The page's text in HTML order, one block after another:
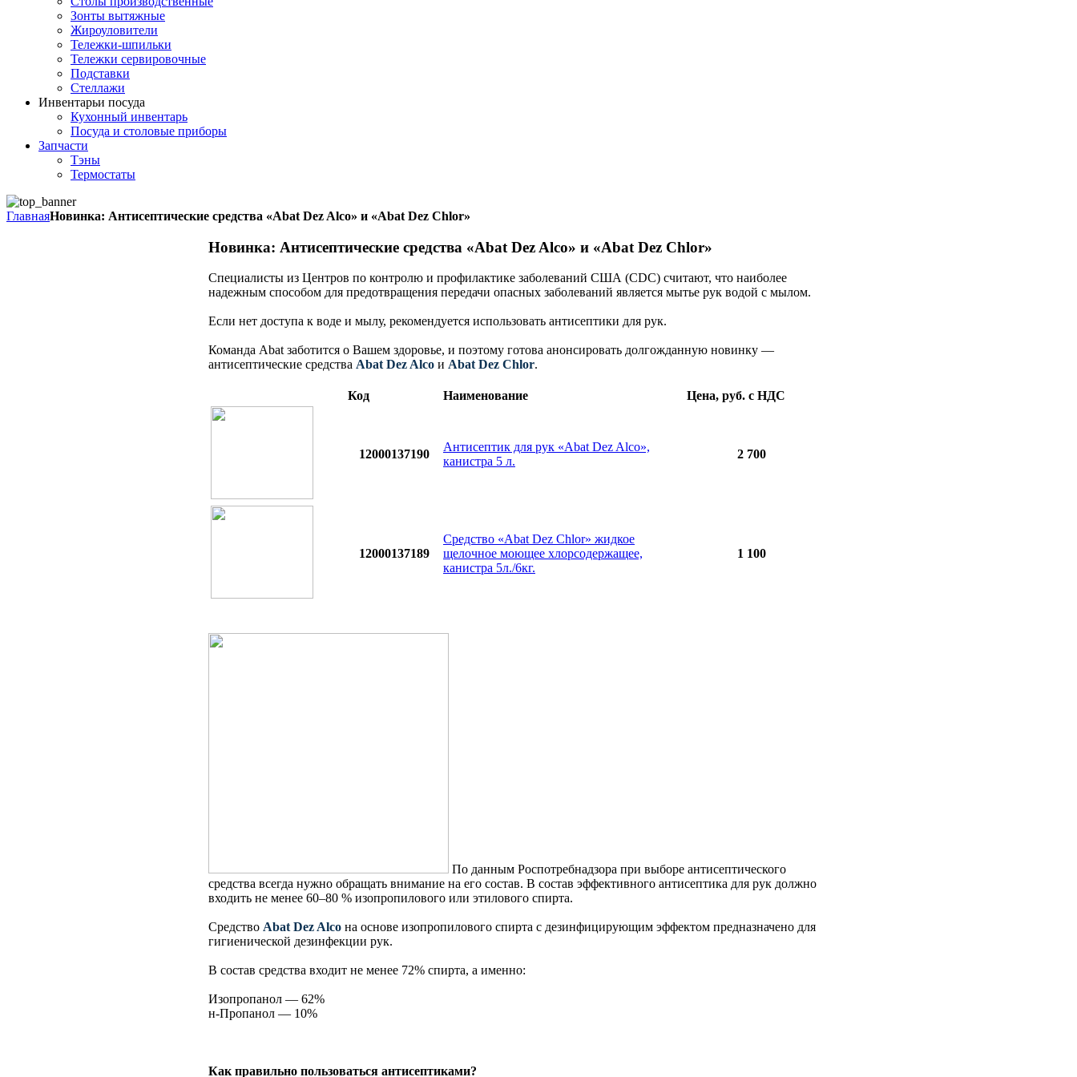
Зонты вытяжные
Жироуловители
Тележки-шпильки
Тележки сервировочные
Подставки
Стеллажи
Инвентарьи посуда
Кухонный инвентарь
Посуда и столовые приборы
Запчасти
Тэны
Термостаты
ГлавнаяНовинка: Антисептические средства «Abat Dez Alco» и «Abat Dez Chlor»
Новинка: Антисептические средства «Abat Dez Alco» и «Abat Dez Chlor»
Специалисты из Центров по контролю и профилактике заболеваний США (CDC) считают, что наиболее
надежным способом для предотвращения передачи опасных заболеваний является мытье рук водой с мылом.
Если нет доступа к воде и мылу, рекомендуется использовать антисептики для рук.
Команда Abat заботится о Вашем здоровье, и поэтому готова анонсировать долгожданную новинку —
антисептические средства Abat Dez Alco и Abat Dez Chlor.
Код Наименование Цена, руб. с НДС
12000137190
Антисептик для рук «Abat Dez Alco»,
канистра 5 л.
2 700
12000137189
Средство «Abat Dez Chlor» жидкое
щелочное моющее хлорсодержащее,
канистра 5л./6кг.
1 100
По данным Роспотребнадзора при выборе антисептического
средства всегда нужно обращать внимание на его состав. В состав эффективного антисептика для рук должно
входить не менее 60–80 % изопропилового или этилового спирта.
Средство Abat Dez Alco на основе изопропилового спирта с дезинфицирующим эффектом предназначено для
гигиенической дезинфекции рук.
В состав средства входит не менее 72% спирта, а именно:
Изопропанол — 62%
н-Пропанол — 10%
Как правильно пользоваться антисептиками?